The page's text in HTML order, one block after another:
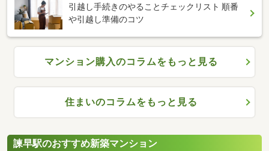
引越し手続きのやることチェックリスト 順番
や引越し準備のコツ
マンション購入のコラムをもっと見る
住まいのコラムをもっと見る
諫早駅のおすすめ新築マンション